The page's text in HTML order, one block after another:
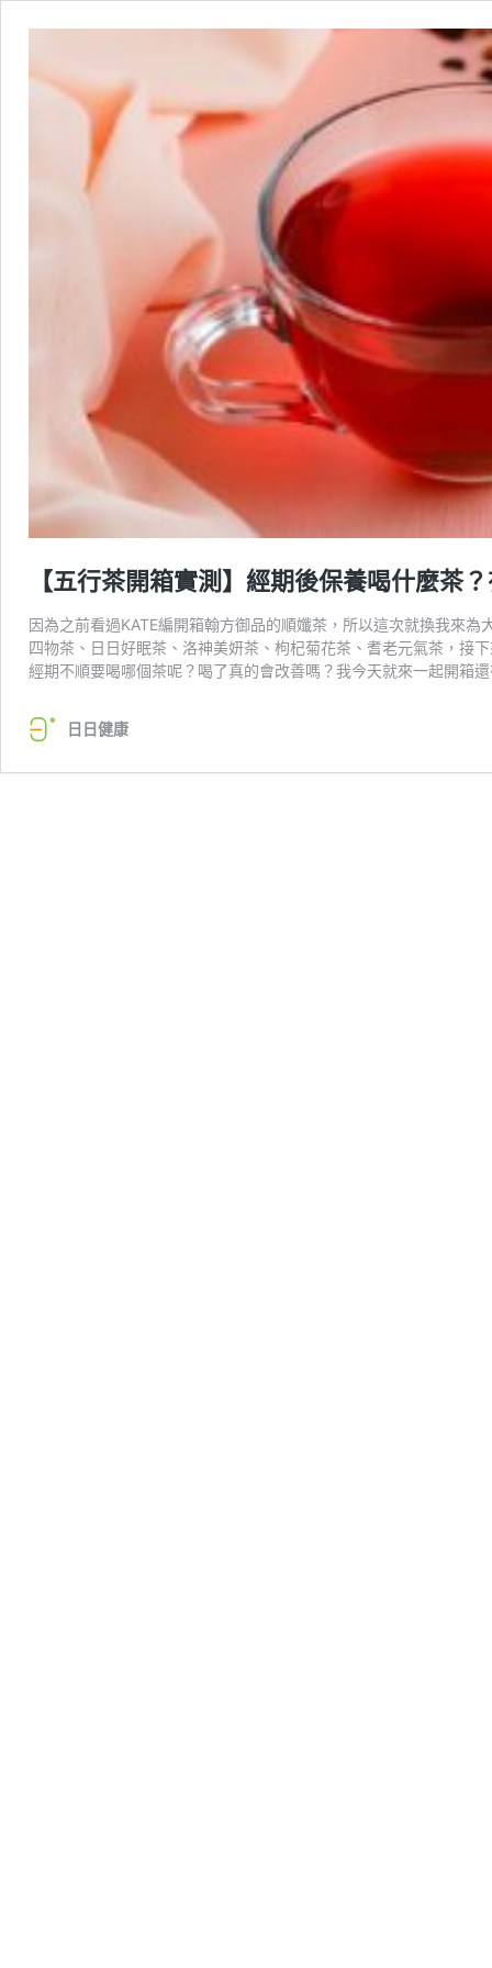
【五行茶開箱實測】經期後保養喝什麼茶
因為之前看過KATE編開箱翰方御品的順孅茶，所以這次就換我來
四物茶、日日好眠茶、洛神美妍茶、枸杞菊花茶、耆老元氣茶，接
經期不順要喝哪個茶呢？喝了真的會改善嗎？我今天就來一起開箱
日日健康